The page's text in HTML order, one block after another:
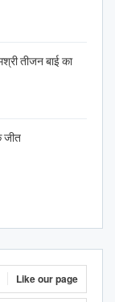
तीजन बाई का
जीत
Like our page